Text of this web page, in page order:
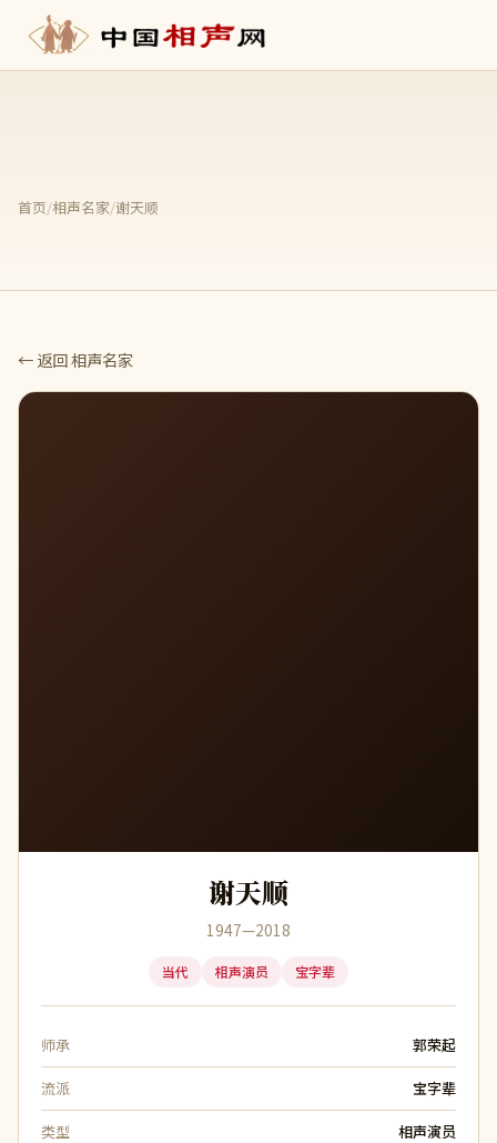
首页/相声名家/谢天顺
← 返回 相声名家
谢天顺
1947—2018
当代 相声演员 宝字辈
师承 郭荣起
流派 宝字辈
类型 相声演员